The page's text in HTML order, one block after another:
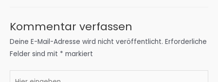
Kommentar verfassen
Deine E-Mail-Adresse wird nicht veröffentlicht. Erforderliche
Felder sind mit * markiert